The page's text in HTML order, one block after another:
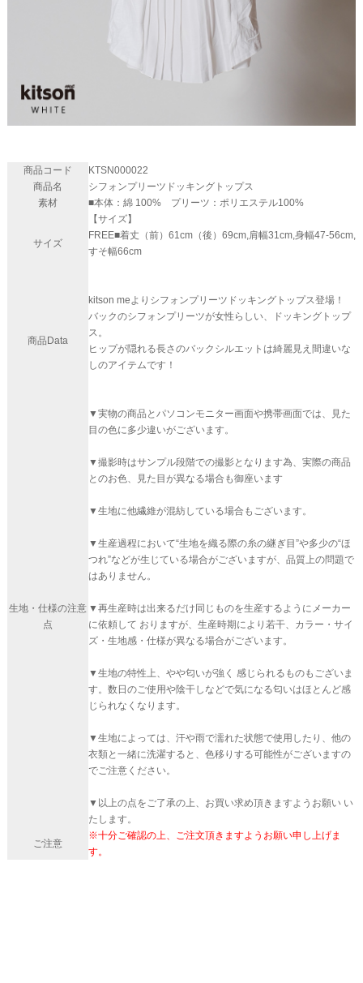
商品コード
KTSN000022
商品名
シフォンプリーツドッキングトップス
素材
■本体：綿 100% プリーツ：ポリエステル100%
サイズ
【サイズ】
FREE■着丈（前）61cm（後）69cm,肩幅31cm,身幅47-56cm,
すそ幅66cm
商品Data
kitson meよりシフォンプリーツドッキングトップス登場！
バックのシフォンプリーツが女性らしい、ドッキングトップ
ス。
ヒップが隠れる長さのバックシルエットは綺麗見え間違いな
しのアイテムです！
生地・仕様の注意
点
▼実物の商品とパソコンモニター画面や携帯画面では、見た
目の色に多少違いがございます。
▼撮影時はサンプル段階での撮影となります為、実際の商品
とのお色、見た目が異なる場合も御座います
▼生地に他繊維が混紡している場合もございます。
▼生産過程において“生地を織る際の糸の継ぎ目”や多少の“ほ
つれ”などが生じている場合がございますが、品質上の問題で
はありません。
▼再生産時は出来るだけ同じものを生産するようにメーカー
に依頼して おりますが、生産時期により若干、カラー・サイ
ズ・生地感・仕様が異なる場合がございます。
▼生地の特性上、やや匂いが強く 感じられるものもございま
す。数日のご使用や陰干しなどで気になる匂いはほとんど感
じられなくなります。
▼生地によっては、汗や雨で濡れた状態で使用したり、他の
衣類と一緒に洗濯すると、色移りする可能性がございますの
でご注意ください。
▼以上の点をご了承の上、お買い求め頂きますようお願い い
たします。
ご注意
※十分ご確認の上、ご注文頂きますようお願い申し上げま
す。